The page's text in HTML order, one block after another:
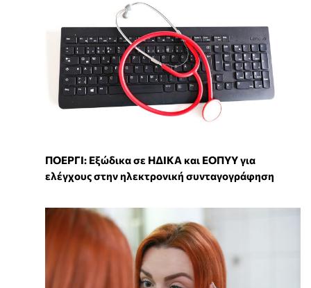
ΠΟΕΡΓΙ: Εξώδικα σε ΗΔΙΚΑ και ΕΟΠΥΥ για
ελέγχους στην ηλεκτρονική συνταγογράφηση